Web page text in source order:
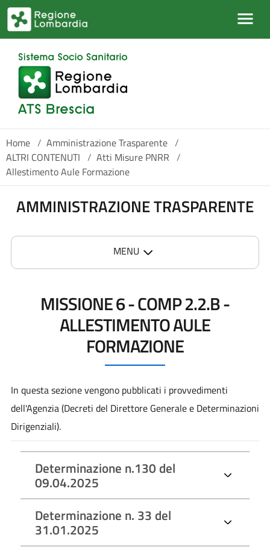
Salta al contenuto principale
Home / Amministrazione Trasparente /
ALTRI CONTENUTI / Atti Misure PNRR /
Allestimento Aule Formazione
AMMINISTRAZIONE TRASPARENTE
MENU
MISSIONE 6 - COMP 2.2.B -
ALLESTIMENTO AULE
FORMAZIONE
In questa sezione vengono pubblicati i provvedimenti
dell'Agenzia (Decreti del Direttore Generale e Determinazioni
Dirigenziali).
Determinazione n.130 del
09.04.2025
Determinazione n. 33 del
31.01.2025